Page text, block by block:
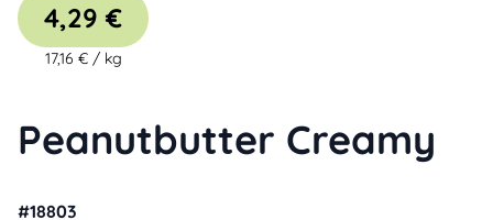
Peanutbutter Creamy
#18803
4,29 €
17,16 €/ kg